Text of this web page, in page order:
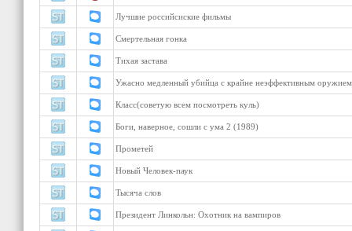
Лучшие российсиские фильмы
Смертельная гонка
Тихая застава
Ужасно медленный убийца с крайне неэффективным
Класс(советую всем посмотреть куль)
Боги, наверное, сошли с ума 2 (1989)
Прометей
Новый Человек-паук
Тысяча слов
Президент Линкольн: Охотник на вампиров